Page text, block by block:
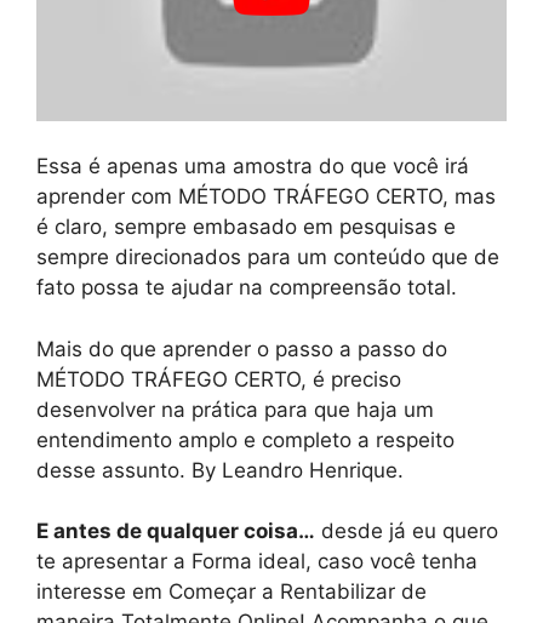
Essa é apenas uma amostra do que você irá
aprender com MÉTODO TRÁFEGO CERTO, mas
é claro, sempre embasado em pesquisas e
sempre direcionados para um conteúdo que de
fato possa te ajudar na compreensão total.
Mais do que aprender o passo a passo do
MÉTODO TRÁFEGO CERTO, é preciso
desenvolver na prática para que haja um
entendimento amplo e completo a respeito
desse assunto. By Leandro Henrique.
E antes de qualquer coisa… desde já eu quero
te apresentar a Forma ideal, caso você tenha
interesse em Começar a Rentabilizar de